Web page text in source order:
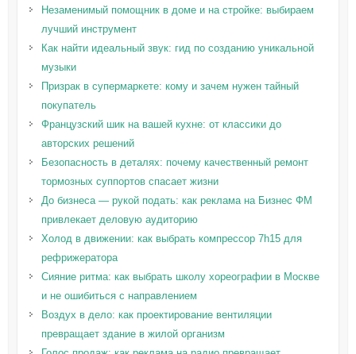
Незаменимый помощник в доме и на стройке: выбираем
лучший инструмент
Как найти идеальный звук: гид по созданию уникальной
музыки
Призрак в супермаркете: кому и зачем нужен тайный
покупатель
Французский шик на вашей кухне: от классики до
авторских решений
Безопасность в деталях: почему качественный ремонт
тормозных суппортов спасает жизни
До бизнеса — рукой подать: как реклама на Бизнес ФМ
привлекает деловую аудиторию
Холод в движении: как выбрать компрессор 7h15 для
рефрижератора
Сияние ритма: как выбрать школу хореографии в Москве
и не ошибиться с направлением
Воздух в дело: как проектирование вентиляции
превращает здание в жилой организм